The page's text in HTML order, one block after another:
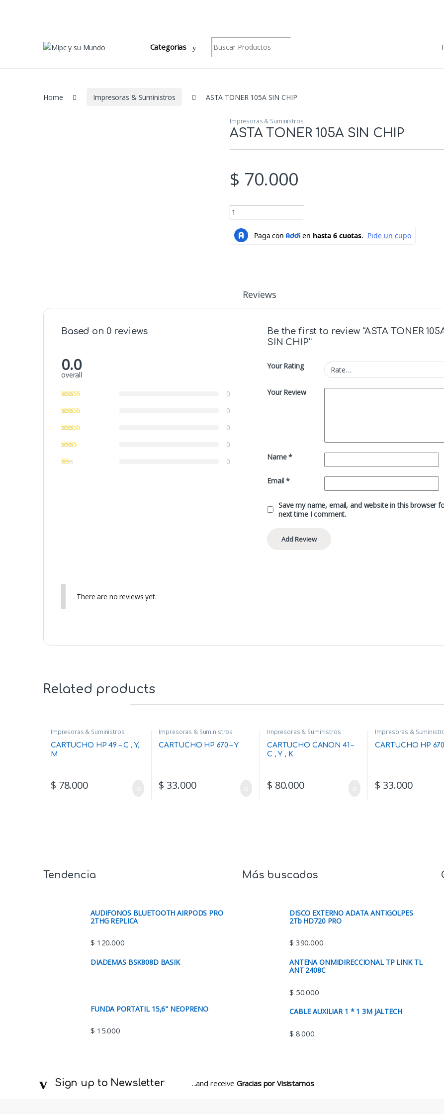
Categorias
Search for:
Home Impresoras & Suministros ASTA TONER 105A SIN CHIP
Impresoras & Suministros
ASTA TONER 105A SIN CHIP
$ 70.000
ASTA TONER 105A SIN CHIP quantity
Reviews
Based on 0 reviews
0.0
overall
0
0
0
0
0
Be the first to review “ASTA TONER
SIN CHIP”
Your Rating
Your Review
Name*
Email*
Save my name, email, and website in this browser
next time I comment.
There are no reviews yet.
Related products
Impresoras & Suministros
CARTUCHO HP 49 – C , Y,
M
$ 78.000
Impresoras & Suministros
CARTUCHO HP 670 – Y
$ 33.000
Impresoras & Suministros
CARTUCHO CANON 41 –
C , Y , K
$ 80.000
Impresoras &
CARTUCHO HP
$ 33.000
Tendencia
AUDIFONOS BLUETOOTH AIRPODS PRO
2THG REPLICA
$ 120.000
DIADEMAS BSK808D BASIK
FUNDA PORTATIL 15,6" NEOPRENO
$ 15.000
Más buscados
DISCO EXTERNO ADATA ANTIGOLPES
2Tb HD720 PRO
$ 390.000
ANTENA ONMIDIRECCIONAL TP LINK TL
ANT 2408C
$ 50.000
CABLE AUXILIAR 1 * 1 3M JALTECH
$ 8.000
Sign up to Newsletter ...and receive Gracias por Visistarnos